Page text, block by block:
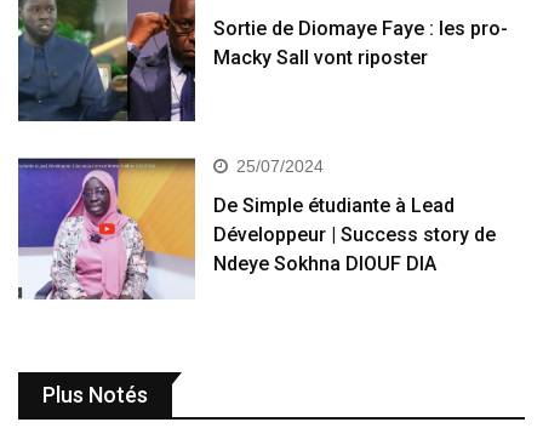
Sortie de Diomaye Faye : les pro-
Macky Sall vont riposter
25/07/2024
De Simple étudiante à Lead
Développeur | Success story de
Ndeye Sokhna DIOUF DIA
Plus Notés